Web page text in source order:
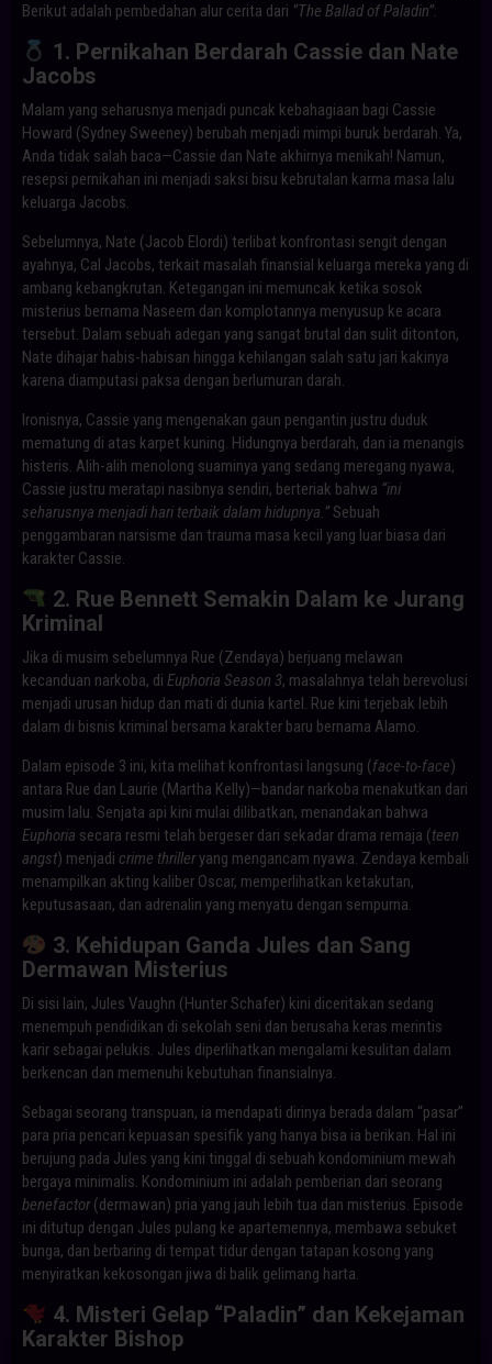
Berikut adalah pembedahan alur cerita dari “The Ballad of Paladin”:
1. Pernikahan Berdarah Cassie dan Nate
Jacobs
Malam yang seharusnya menjadi puncak kebahagiaan bagi Cassie
Howard (Sydney Sweeney) berubah menjadi mimpi buruk berdarah. Ya,
Anda tidak salah baca—Cassie dan Nate akhirnya menikah! Namun,
resepsi pernikahan ini menjadi saksi bisu kebrutalan karma masa lalu
keluarga Jacobs.
Sebelumnya, Nate (Jacob Elordi) terlibat konfrontasi sengit dengan
ayahnya, Cal Jacobs, terkait masalah finansial keluarga mereka yang di
ambang kebangkrutan. Ketegangan ini memuncak ketika sosok
misterius bernama Naseem dan komplotannya menyusup ke acara
tersebut. Dalam sebuah adegan yang sangat brutal dan sulit ditonton,
Nate dihajar habis-habisan hingga kehilangan salah satu jari kakinya
karena diamputasi paksa dengan berlumuran darah.
Ironisnya, Cassie yang mengenakan gaun pengantin justru duduk
mematung di atas karpet kuning. Hidungnya berdarah, dan ia menangis
histeris. Alih-alih menolong suaminya yang sedang meregang nyawa,
Cassie justru meratapi nasibnya sendiri, berteriak bahwa “ini
seharusnya menjadi hari terbaik dalam hidupnya.”Sebuah
penggambaran narsisme dan trauma masa kecil yang luar biasa dari
karakter Cassie.
2. Rue Bennett Semakin Dalam ke Jurang
Kriminal
Jika di musim sebelumnya Rue (Zendaya) berjuang melawan
kecanduan narkoba, di Euphoria Season 3, masalahnya telah berevolusi
menjadi urusan hidup dan mati di dunia kartel. Rue kini terjebak lebih
dalam di bisnis kriminal bersama karakter baru bernama Alamo.
Dalam episode 3 ini, kita melihat konfrontasi langsung (face-to-face)
antara Rue dan Laurie (Martha Kelly)—bandar narkoba menakutkan dari
musim lalu. Senjata api kini mulai dilibatkan, menandakan bahwa
Euphoria secara resmi telah bergeser dari sekadar drama remaja (teen
angst) menjadi crime thrilleryang mengancam nyawa. Zendaya kembali
menampilkan akting kaliber Oscar, memperlihatkan ketakutan,
keputusasaan, dan adrenalin yang menyatu dengan sempurna.
3. Kehidupan Ganda Jules dan Sang
Dermawan Misterius
Di sisi lain, Jules Vaughn (Hunter Schafer) kini diceritakan sedang
menempuh pendidikan di sekolah seni dan berusaha keras merintis
karir sebagai pelukis. Jules diperlihatkan mengalami kesulitan dalam
berkencan dan memenuhi kebutuhan finansialnya.
Sebagai seorang transpuan, ia mendapati dirinya berada dalam “pasar”
para pria pencari kepuasan spesifik yang hanya bisa ia berikan. Hal ini
berujung pada Jules yang kini tinggal di sebuah kondominium mewah
bergaya minimalis. Kondominium ini adalah pemberian dari seorang
benefactor(dermawan) pria yang jauh lebih tua dan misterius. Episode
ini ditutup dengan Jules pulang ke apartemennya, membawa sebuket
bunga, dan berbaring di tempat tidur dengan tatapan kosong yang
menyiratkan kekosongan jiwa di balik gelimang harta.
4. Misteri Gelap “Paladin” dan Kekejaman
Karakter Bishop